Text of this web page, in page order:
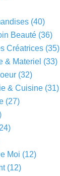
(40)
Beauté (36)
Créatrices (35)
& Materiel (33)
(32)
& Cuisine (31)
(27)
Moi (12)
(12)